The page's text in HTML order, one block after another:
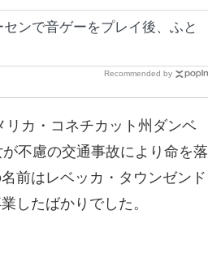
ンで音ゲーをプレイ後、ふと
Recommended by
リカ・コネチカット州ダンベ
不慮の交通事故により命を落
前はレベッカ・タウンゼンド
したばかりでした。